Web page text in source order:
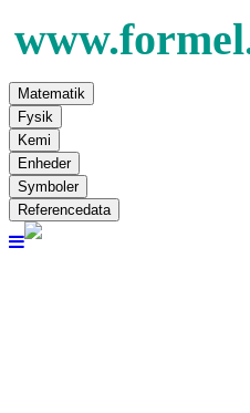
Matematik
Fysik
Kemi
Enheder
Symboler
Referencedata